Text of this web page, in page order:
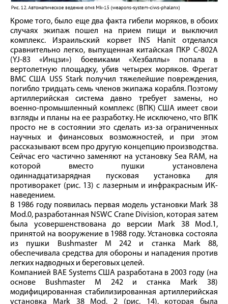
Кроме того, было еще два факта гибели моряков, в обоих
случаях экипаж пошел на прием пищи и выключил
комплекс. Израильский корвет INS Hanit отделался
сравнительно легко, выпущенная китайская ПКР С‑802А
(YJ‑83 «Инцзи») боевиками «Хезбаллы» попала в
вертолетную площадку, убив четырех моряков. Фрегат
ВМС США USS Stark получил тяжелейшие повреждения,
погибло тридцать семь членов экипажа корабля. Поэтому
артиллерийская система давно требует замены, но
военно-промышленный комплекс (ВПК) США имеет свои
взгляды и планы на ее разработку. Не исключено, что ВПК
просто не в состоянии это сделать из-за ограниченных
научных и финансовых возможностей, и при этом
рассказывают всем про другую концепцию производства.
Сейчас его частично заменяют на установку Sea RAM, на
которой вместо пушки установлена
одиннадцатизарядная пусковая установка для
противоракет (рис. 13) с лазерным и инфракрасным ИК-
наведением.
В 1986 году появилась первая модель установки Mark 38
Mod.0, разработанная NSWC Crane Division, которая затем
была усовершенствована до версии Mark 38 Mod.1,
принятой на вооружение в 1988 году. Установка состояла
из пушки Bushmaster M 242 и станка Mark 88,
обеспечивала средства для обороны и нападения против
легких надводных и береговых целей.
Компанией BAE Systems США разработана в 2003 году (на
основе Bushmaster M 242 и станка Mark 38)
модифицированная стабилизированная артиллерийская
установка Mark 38 Mod. 2 (рис. 14), которая была